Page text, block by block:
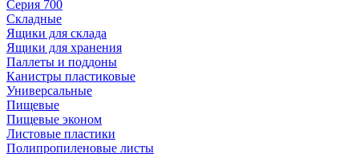
Серия 700
Складные
Ящики для склада
Ящики для хранения
Паллеты и поддоны
Канистры пластиковые
Универсальные
Пищевые
Пищевые эконом
Листовые пластики
Полипропиленовые листы